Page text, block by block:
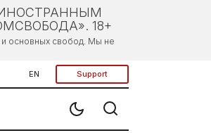
18+
и основных свобод. Мы не
EN Support